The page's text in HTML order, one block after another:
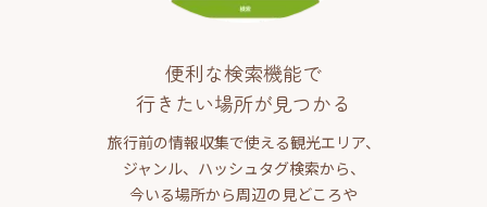
便利な検索機能で
行きたい場所が見つかる
旅行前の情報収集で使える観光エリア、
ジャンル、ハッシュタグ検索から、
今いる場所から周辺の見どころや